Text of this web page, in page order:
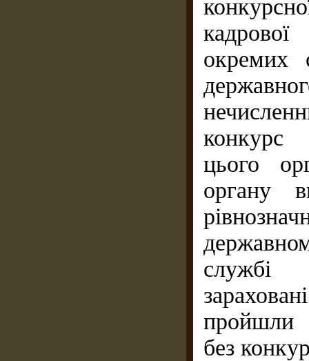
окремих
конкурс
цього
органу
службі
пройшли
без